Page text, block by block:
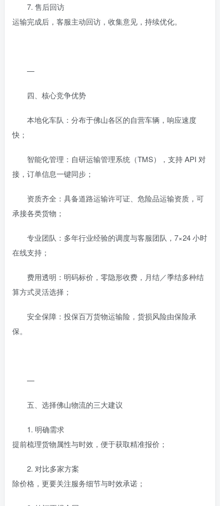
7. 售后回访
运输完成后，客服主动回访，收集意见，持续优化。
—
四、核心竞争优势
本地化车队：分布于佛山各区的自营车辆，响应速度
快；
智能化管理：自研运输管理系统（TMS），支持 API 对
接，订单信息一键同步；
资质齐全：具备道路运输许可证、危险品运输资质，可
承接各类货物；
专业团队：多年行业经验的调度与客服团队，7×24 小时
在线支持；
费用透明：明码标价，零隐形收费，月结／季结多种结
算方式灵活选择；
安全保障：投保百万货物运输险，货损风险由保险承
保。
—
五、选择佛山物流的三大建议
1. 明确需求
提前梳理货物属性与时效，便于获取精准报价；
2. 对比多家方案
除价格，更要关注服务细节与时效承诺；